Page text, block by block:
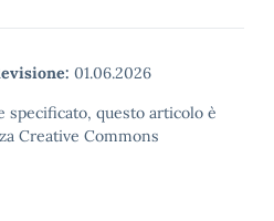
01.06.2026
specificato, questo articolo è
Creative Commons